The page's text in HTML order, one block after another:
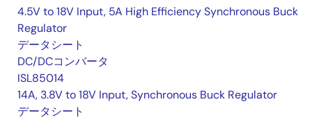
4.5V to 18V Input, 5A High Efficiency Synchronous Buck
Regulator
データシート
DC/DCコンバータ
ISL85014
14A, 3.8V to 18V Input, Synchronous Buck Regulator
データシート